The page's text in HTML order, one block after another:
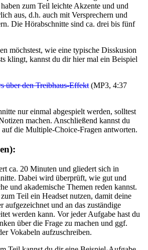
zum Teil leichte Akzente und und
aus, d.h. auch mit Versprechern und
Die Hörabschnitte sind ca. drei bis fünf
möchstest, wie eine typische Disskusion
klingt, kannst du dir hier mal ein Beispiel
über den Treibhaus-Effekt (MP3, 4:37
nur einmal abgespielt werden, solltest
machen. Anschließend kannst du
die Multiple-Choice-Fragen antworten.
ca. 20 Minuten und gliedert sich in
Dabei wird überprüft, wie gut und
und akademische Themen reden kannst.
Teil ein Headset nutzen, damit deine
und an das zuständige
werden kann. Vor jeder Aufgabe hast du
über die Frage zu machen und ggf.
Vokabeln aufzuschreiben.